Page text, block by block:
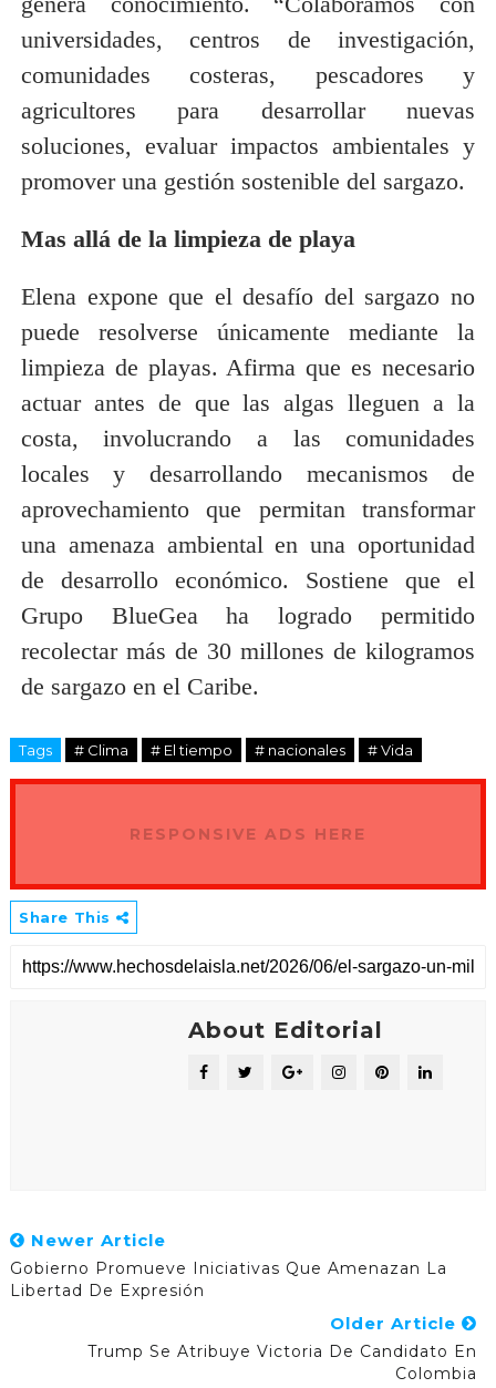
universidades, centros de investigación,
comunidades costeras, pescadores y
agricultores para desarrollar nuevas
soluciones, evaluar impactos ambientales y
promover una gestión sostenible del sargazo.
Mas allá de la limpieza de playa
Elena expone que el desafío del sargazo no
puede resolverse únicamente mediante la
limpieza de playas. Afirma que es necesario
actuar antes de que las algas lleguen a la
costa, involucrando a las comunidades
locales y desarrollando mecanismos de
aprovechamiento que permitan transformar
una amenaza ambiental en una oportunidad
de desarrollo económico. Sostiene que el
Grupo BlueGea ha logrado permitido
recolectar más de 30 millones de kilogramos
de sargazo en el Caribe.
Tags # Clima # El tiempo # nacionales # Vida
RESPONSIVE ADS HERE
Share This
About Editorial
Newer Article
Gobierno Promueve Iniciativas Que Amenazan La
Libertad De Expresión
Older Article
Trump Se Atribuye Victoria De Candidato En
Colombia